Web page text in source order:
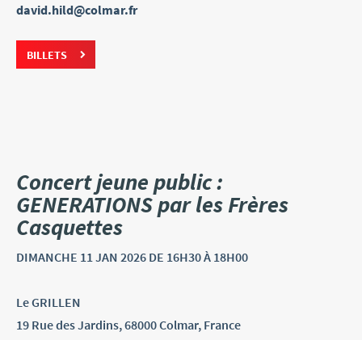
david.hild@colmar.fr
BILLETS
Concert jeune public :
GENERATIONS par les Frères
Casquettes
DIMANCHE 11 JAN 2026 DE 16H30 À 18H00
Le GRILLEN
19 Rue des Jardins, 68000 Colmar, France